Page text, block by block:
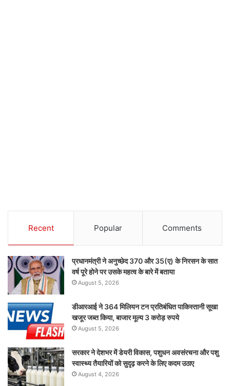
Recent Popular Comments
प्रधानमंत्री ने अनुच्छेद 370 और 35(ए) के निरसन के सात
वर्ष पूरे होने पर उसके महत्व के बारे में बताया
August 5, 2026
डीआरआई ने 364 मिलियन टन प्रतिबंधित पाकिस्तानी सूखा
खजूर जब्त किया, बाजार मूल्य 3 करोड़ रुपये
August 5, 2026
सरकार ने देशभर में डेयरी विकास, पशुधन अवसंरचना और पशु
स्वास्थ्य तैयारियों को सुदृढ़ करने के लिए कदम उठाए
August 4, 2026